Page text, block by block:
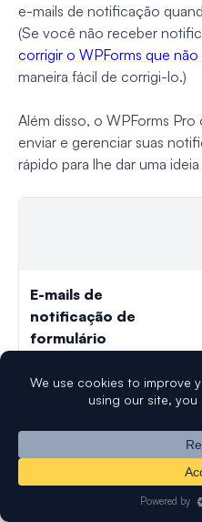
e-mails de notificação
(Se você não receber
corrigir o WPForms que não
maneira fácil de corrigi-lo.)
Além disso, o WPForms
enviar e gerenciar suas
rápido para lhe dar uma
E-mails de
notificação de
formulário
Destinatários de CC
em 1 notificação
Mensagem de
enviar o formulário